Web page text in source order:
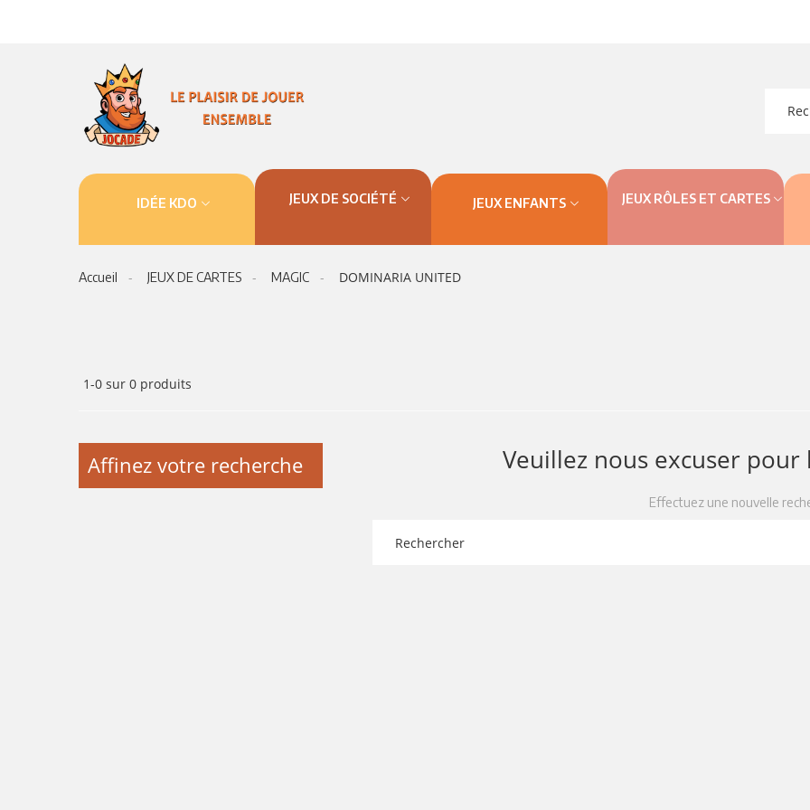
IDÉE KDO JEUX DE SOCIÉTÉ JEUX ENFANTS JEUX RÔLES ET CARTES
Accueil JEUX DE CARTES MAGIC DOMINARIA UNITED
1-0 sur 0 produits
Veuillez nous excuser pour
Effectuez une nouvelle
Affinez votre recherche